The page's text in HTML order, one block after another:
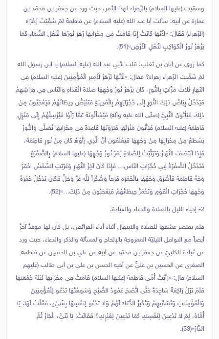
وسمّيت (عليها السلام) بالزّهراء لهذا الأمر، حيث ورد عن جعفر بن محمّد بن
عمارة عن أبيه: سألت أبا عبد الله (عليه السلام) عن فاطمةَ لمَ سُمِّيَتْ زَهْرَاءَ
(الزّهراء) فَقَالَ: «لأَنَّهَا كَانَتْ إِذَا قَامَتْ فِي مِحْرَابِهَا زَهَرَ نُورُهَا لأَهْلِ السَّمَاءِ كَمَا
يَزْهَرُ نُورُ الْكَوَاكِبِ لأَهْلِ‏ الأَرْضِ»(51).
كما روي عن أبان بن تغلب: قلت لأبي عبد الله (عليه السلام) يا ابن رسول الله
لمَ سُمِّيت الزّهراء زهراءَ؟ فقال: «لأَنَّهَا تَزْهَرُ لأَمِيرِ الْمُؤْمِنِينَ (عليه السلام) فِي
النَّهَارِ ثَلاثَ مَرَّاتٍ بِالنُّورِ، كَانَ يَزْهَرُ نُورُ وَجْهِهَا صَلاةَ الْغَدَاةِ وَالنّاس فِي فِرَاشِهِمْ
فَيَدْخُلُ بِيَاضُ ذَلِكَ النُّورِ إِلَى حُجُرَاتِهِمْ بِالْمَدِينَةِ فَتَبْيَضُّ حِيطَانُهُمْ فَيَعْجَبُونَ مِنْ
ذَلِكَ فَيَأْتُونَ النَّبِيَّ (صلّى الله عليه وآله) فَيَسْأَلُونَهُ عَمَّا رَأَوْا فَيُرْسِلُهُمْ إِلَى مَنْزِلِ
فَاطِمَةَ (عليه السلام) فَيَأْتُونَ مَنْزِلَهَا فَيَرَوْنَهَا قَاعِدَةً فِي مِحْرَابِهَا تُصَلِّي وَالنُّورُ
يَسْطَعُ مِنْ مِحْرَابِهَا مِنْ وَجْهِهَا فَيَعْلَمُونَ أَنَّ الَّذِي رَأَوْهُ كَانَ مِنْ نُورِ فَاطِمَةَ،
فَإِذَا انْتَصَفَ النَّهَارُ وَتَرَتَّبَتْ لِلصَّلاةِ زَهَرَ نُورُ وَجْهِهَا (عليها السلام) بِالصُّفْرَةِ
فَتَدْخُلُ الصُّفْرَةُ فِي حُجُرَاتِ النّاس… فَإِذَا كَانَ آخِرُ النَّهَارِ وَغَرَبَتِ الشَّمْسُ احْمَرَّ
وَجْهُ فَاطِمَةَ فَأَشْرَقَ وَجْهُهَا بِالْحُمْرَةِ فَرَحاً وَشُكْراً لِلَّهِ عَزَّ وَجَلَّ فَكَانَ تَدْخُلُ حُمْرَةُ
وَجْهِهَا حُجُرَاتِ الْقَوْمِ وَتَحْمَرُّ حِيطَانُهُمْ فَيَعْجَبُونَ مِنْ ذَلِكَ…»(52).
2- إحياء الليل بالصلاة والدعاء والعبادة:
فلم يقتصر عشقها للصلاة والابتهال أثناء أداء الفرائض، بل كان لها موعدٌ آخرٌ
أيضاً مع النوافل الليليّة الممزوجة بالإلحاح والمسألة والذكر والدعاء، حيث ورد
عن عُبادة الكلبيّ عن جعفر بن محمّد عن أبيه عن علي بن الحسين عن فاطمة
الصغرى عن الحسين بن عليٍّ عن أخيه الحسن بن علي بن أبي طالب (عليهم
السلام) قال: «رَأَيْتُ أُمِّي فَاطِمَةَ (عليها السلام) قَامَتْ فِي مِحْرَابِهَا لَيْلَةَ جُمُعَتِهَا
فَلَمْ تَزَلْ رَاكِعَةً سَاجِدَةً حَتَّى اتَّضَحَ عَمُودُ الصُّبْحِ وَسَمِعْتُهَا تَدْعُو لِلْمُؤْمِنِينَ
وَالْمُؤْمِنَاتِ‏ وَتُسَمِّيهِمْ وَتُكْثِرُ الدُّعَاءَ لَهُمْ وَلا تَدْعُو لِنَفْسِهَا بِشَيْ‏ءٍ، فَقُلْتُ لَهَا: يَا
أُمَّاهْ، لِمَ لا تَدْعِينَ لِنَفْسِكِ كَمَا تَدْعِينَ لِغَيْرِكِ؟ فَقَالَتْ: يَا بُنَيَّ، الْجَارُ ثُمَّ
الدَّارُ»(53).